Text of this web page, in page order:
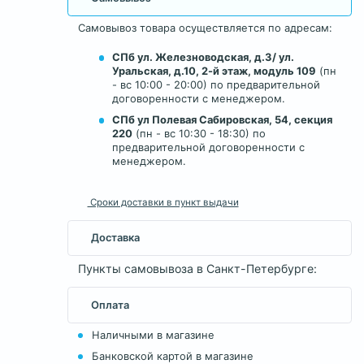
Самовывоз товара осуществляется по адресам:
СПб ул. Железноводская, д.3/ ул.
Уральская, д.10, 2-й этаж, модуль 109 (пн
- вс 10:00 - 20:00) по предварительной
договоренности с менеджером.
СПб ул Полевая Сабировская, 54, секция
220 (пн - вс 10:30 - 18:30) по
предварительной договоренности с
менеджером.
Сроки доставки в пункт выдачи
Доставка
Пункты самовывоза в Санкт-Петербурге:
Оплата
Наличными в магазине
Банковской картой в магазине